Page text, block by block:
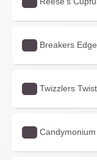
Breakers
Twizzlers
Candymonium